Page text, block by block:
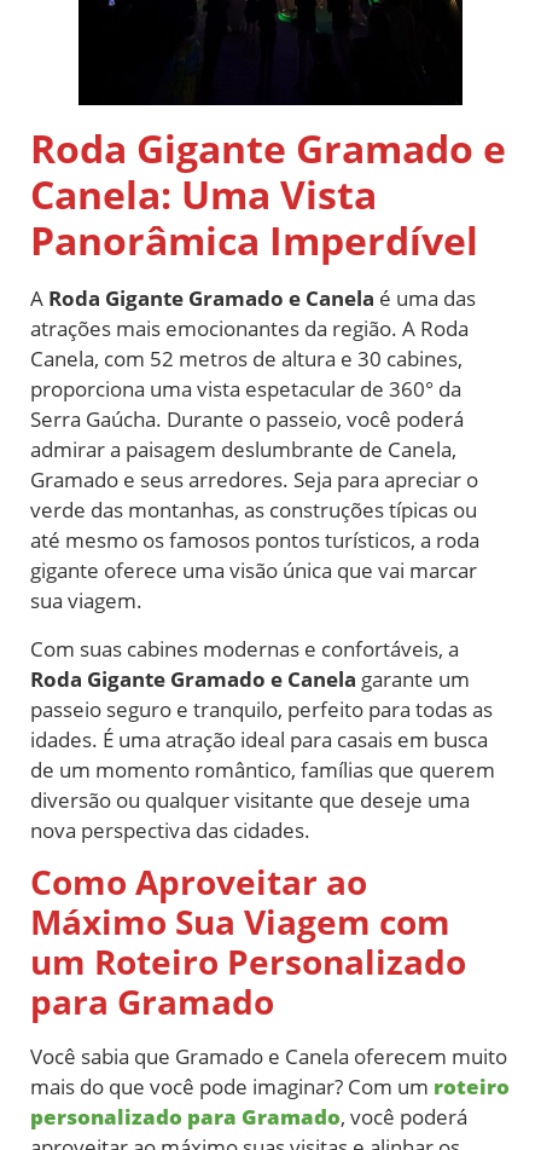
Roda Gigante Gramado e
Canela: Uma Vista
Panorâmica Imperdível
A Roda Gigante Gramado e Canela é uma das
atrações mais emocionantes da região. A Roda
Canela, com 52 metros de altura e 30 cabines,
proporciona uma vista espetacular de 360° da
Serra Gaúcha. Durante o passeio, você poderá
admirar a paisagem deslumbrante de Canela,
Gramado e seus arredores. Seja para apreciar o
verde das montanhas, as construções típicas ou
até mesmo os famosos pontos turísticos, a roda
gigante oferece uma visão única que vai marcar
sua viagem.
Com suas cabines modernas e confortáveis, a
Roda Gigante Gramado e Canela garante um
passeio seguro e tranquilo, perfeito para todas as
idades. É uma atração ideal para casais em busca
de um momento romântico, famílias que querem
diversão ou qualquer visitante que deseje uma
nova perspectiva das cidades.
Como Aproveitar ao
Máximo Sua Viagem com
um Roteiro Personalizado
para Gramado
Você sabia que Gramado e Canela oferecem muito
mais do que você pode imaginar? Com um roteiro
personalizado para Gramado, você poderá